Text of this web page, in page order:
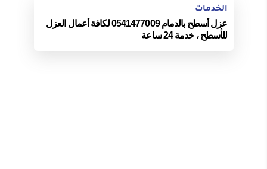
الخدمات
عزل أسطح بالدمام 0541477009 لكافة أعمال العزل
للأسطح ، خدمة 24 ساعة